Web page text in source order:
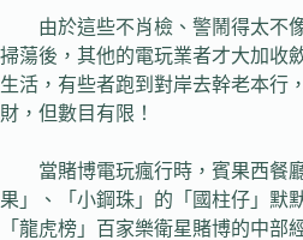
由於這些不肖檢、警鬧得太不
掃蕩後，其他的電玩業者才大加收
生活，有些者跑到對岸去幹老本行
財，但數目有限！
當賭博電玩瘋行時，賓果西餐
果」、「小鋼珠」的「國柱仔」默
「龍虎榜」百家樂衛星賭博的中部